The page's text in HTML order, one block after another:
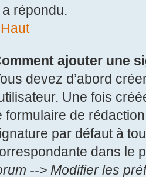
répondu.
Haut
ajouter une
devez d’abord
Une fois
formulaire de
par défaut à
dans le
--> Modifier les